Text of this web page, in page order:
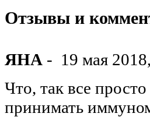
Отзывы и
ЯНА - 19 мая 2018,
Что, так все
принимать